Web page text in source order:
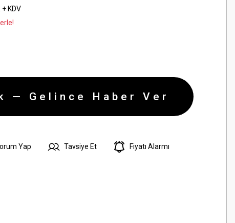
+ KDV
— Gelince Haber Ver
Yap Tavsiye Et Fiyatı Alarmı